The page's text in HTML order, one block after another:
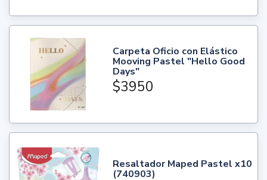
Carpeta Oficio con Elástico
Mooving Pastel "Hello Good
Days"
$3950
Resaltador Maped Pastel x10
(740903)